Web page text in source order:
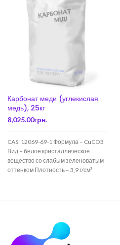
Карбонат меди (углекислая
медь), 25кг
8,025.00грн.
CAS: 12069-69-1 Формула – CuCO3
Вид – белое кристаллическое
вещество со слабым зеленоватым
оттенком Плотность – 3,9 г/см³